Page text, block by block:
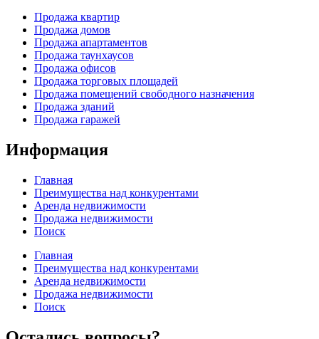
Продажа квартир
Продажа домов
Продажа апартаментов
Продажа таунхаусов
Продажа офисов
Продажа торговых площадей
Продажа помещений свободного назначения
Продажа зданий
Продажа гаражей
Информация
Главная
Преимущества над конкурентами
Аренда недвижимости
Продажа недвижимости
Поиск
Главная
Преимущества над конкурентами
Аренда недвижимости
Продажа недвижимости
Поиск